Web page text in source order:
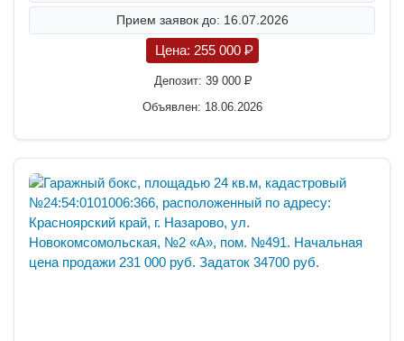
Прием заявок до: 16.07.2026
Цена: 255 000 P
Депозит: 39 000P
Объявлен: 18.06.2026